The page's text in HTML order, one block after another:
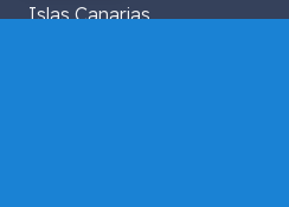
Islas Canarias